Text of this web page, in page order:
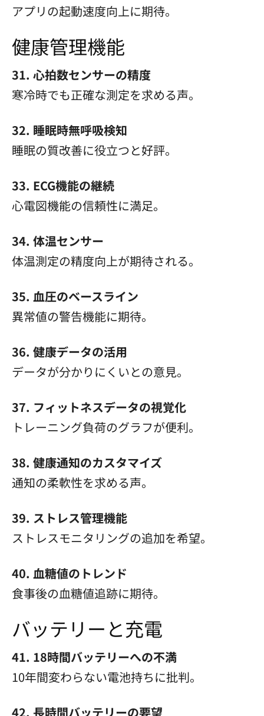
アプリの起動速度向上に期待。
健康管理機能
31. 心拍数センサーの精度
寒冷時でも正確な測定を求める声。
32. 睡眠時無呼吸検知
睡眠の質改善に役立つと好評。
33. ECG機能の継続
心電図機能の信頼性に満足。
34. 体温センサー
体温測定の精度向上が期待される。
35. 血圧のベースライン
異常値の警告機能に期待。
36. 健康データの活用
データが分かりにくいとの意見。
37. フィットネスデータの視覚化
トレーニング負荷のグラフが便利。
38. 健康通知のカスタマイズ
通知の柔軟性を求める声。
39. ストレス管理機能
ストレスモニタリングの追加を希望。
40. 血糖値のトレンド
食事後の血糖値追跡に期待。
バッテリーと充電
41. 18時間バッテリーへの不満
10年間変わらない電池持ちに批判。
42. 長時間バッテリーの要望